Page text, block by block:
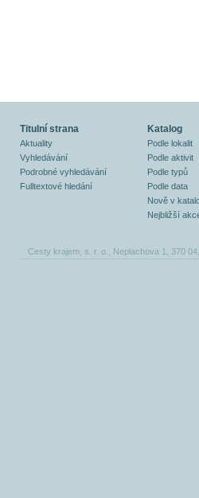
Titulní strana
Aktuality
Vyhledávání
Podrobné vyhledávání
Fulltextové hledání
Katalog
Podle lokalit
Podle aktivit
Podle typů
Podle data
Nově v
Nejbližší
Cesty krajem, s. r. o., Neplachova 1, 370